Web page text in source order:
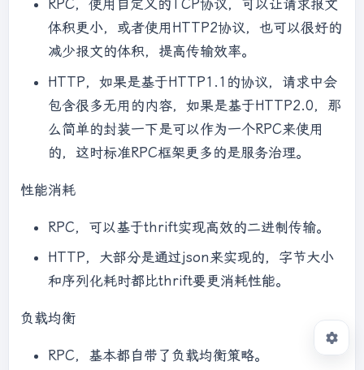
RPC，使用自定义的TCP协议，可以让请求报文
体积更小，或者使用HTTP2协议，也可以很好的
减少报文的体积，提高传输效率。
HTTP，如果是基于HTTP1.1的协议，请求中会
包含很多无用的内容，如果是基于HTTP2.0，那
么简单的封装一下是可以作为一个RPC来使用
的，这时标准RPC框架更多的是服务治理。
性能消耗
RPC，可以基于thrift实现高效的二进制传输。
HTTP，大部分是通过json来实现的，字节大小
和序列化耗时都比thrift要更消耗性能。
负载均衡
RPC，基本都自带了负载均衡策略。